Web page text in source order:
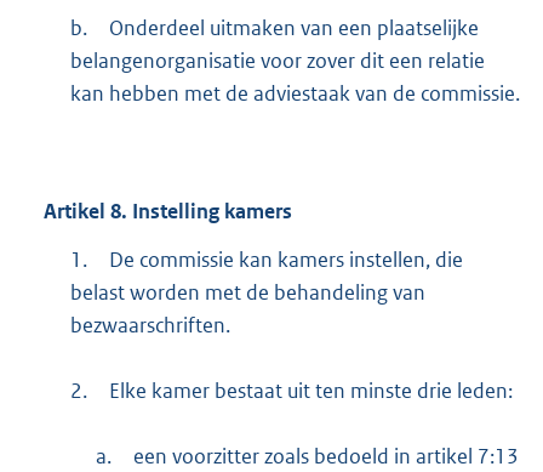
b.
Onderdeel uitmaken van een plaatselijke
belangenorganisatie voor zover dit een relatie
kan hebben met de adviestaak van de commissie.
Artikel 8. Instelling kamers
1.
De commissie kan kamers instellen, die
belast worden met de behandeling van
bezwaarschriften.
2. Elke kamer bestaat uit ten minste drie leden:
a.
een voorzitter zoals bedoeld in artikel 7:13